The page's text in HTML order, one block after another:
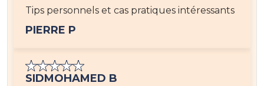
Tips personnels et cas pratiques intéressants
PIERRE P
SIDMOHAMED B